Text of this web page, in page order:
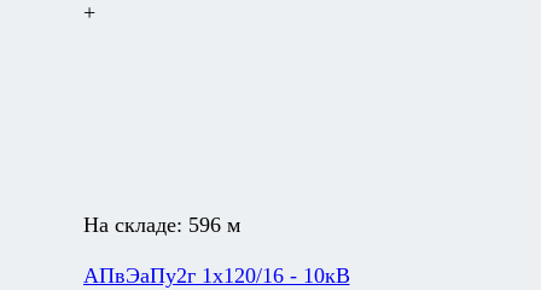
+
На складе: 596 м
АПвЭаПу2г 1х120/16 - 10кВ